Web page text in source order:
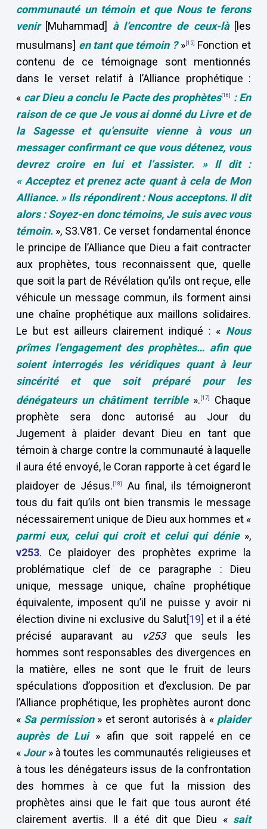
communauté un témoin et que Nous te ferons
venir[Muhammad] à l’encontre de ceux-là [les
musulmans] en tant que témoin ? » [15]
Fonction et
contenu de ce témoignage sont mentionnés
dans le verset relatif à l’Alliance prophétique :
« car Dieu a conclu le Pacte des prophètes[16] :En
raison de ce que Je vous ai donné du Livre et de
la Sagesse et qu’ensuite vienne à vous un
messager confirmant ce que vous détenez, vous
devrez croire en lui et l’assister. » Il dit :
« Acceptez et prenez acte quant à cela de Mon
Alliance. » Ils répondirent : Nous acceptons. Il dit
alors : Soyez-en donc témoins, Je suis avec vous
témoin. », S3.V81. Ce verset fondamental énonce
le principe de l’Alliance que Dieu a fait contracter
aux prophètes, tous reconnaissent que, quelle
que soit la part de Révélation qu’ils ont reçue, elle
véhicule un message commun, ils forment ainsi
une chaîne prophétique aux maillons solidaires.
Le but est ailleurs clairement indiqué : « Nous
prîmes l’engagement des prophètes… afin que
soient interrogés les véridiques quant à leur
sincérité et que soit préparé pour les
dénégateurs un châtiment terrible». [17]
Chaque
prophète sera donc autorisé au Jour du
Jugement à plaider devant Dieu en tant que
témoin à charge contre la communauté à laquelle
il aura été envoyé, le Coran rapporte à cet égard le
plaidoyer de Jésus. [18]
Au final, ils témoigneront
tous du fait qu’ils ont bien transmis le message
nécessairement unique de Dieu aux hommes et «
parmi eux, celui qui croit et celui qui dénie »,
v253. Ce plaidoyer des prophètes exprime la
problématique clef de ce paragraphe : Dieu
unique, message unique, chaîne prophétique
équivalente, imposent qu’il ne puisse y avoir ni
élection divine ni exclusive du Salut[19] et il a été
précisé auparavant au
v253que seuls les
hommes sont responsables des divergences en
la matière, elles ne sont que le fruit de leurs
spéculations d’opposition et d’exclusion. De par
l’Alliance prophétique, les prophètes auront donc
« Sa permission» et seront autorisés à « plaider
auprès de Lui » afin que soit rappelé en ce
« Jour» à toutes les communautés religieuses et
à tous les dénégateurs issus de la confrontation
des hommes à ce que fut la mission des
prophètes ainsi que le fait que tous auront été
clairement avertis. Il a été dit que Dieu « sait